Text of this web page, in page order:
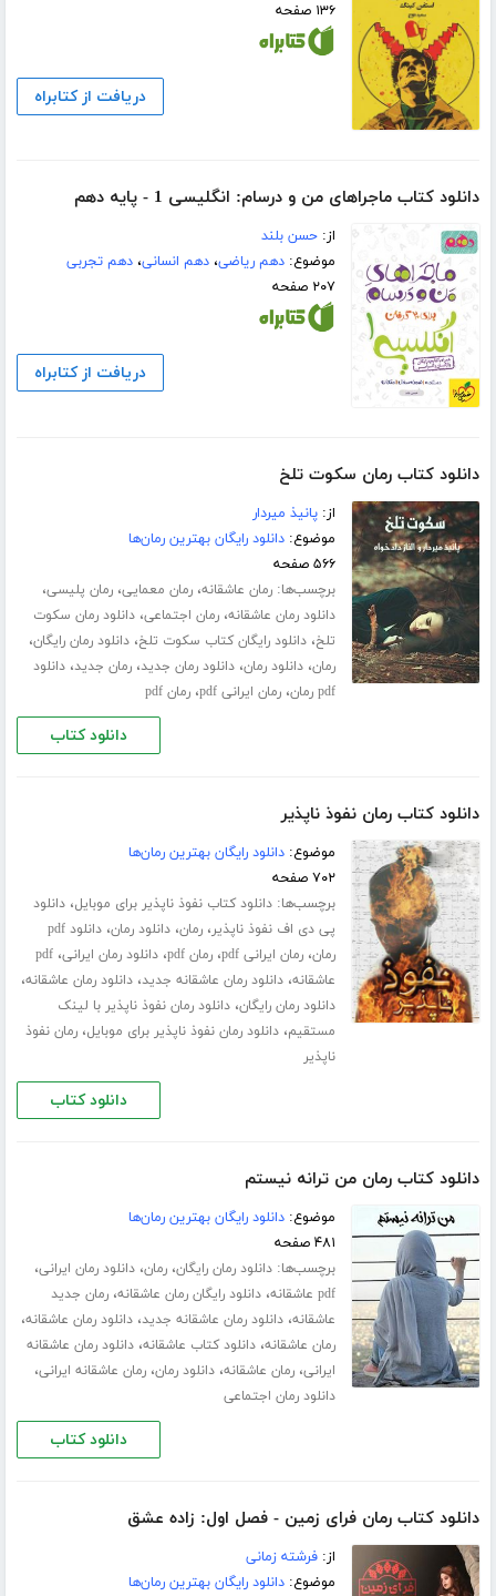
۱۳۶ صفحه
دریافت از کتابراه
دانلود کتاب ماجراهای من و درسام: انگلیسی 1 - پایه دهم
از:حسن بلند
موضوع:دهم ریاضی،دهم انسانی،دهم تجربی
۲۰۷ صفحه
دریافت از کتابراه
دانلود کتاب رمان سکوت تلخ
از:پانیذ میردار
موضوع:دانلود رایگان بهترین رمان‌ها
۵۶۶ صفحه
برچسب‌ها:رمان عاشقانه،رمان معمایی،رمان پلیسی،
دانلود رمان عاشقانه،رمان اجتماعی،دانلود رمان سکوت
تلخ،دانلود رایگان کتاب سکوت تلخ،دانلود رمان رایگان،
رمان،دانلود رمان،دانلود رمان جدید،رمان جدید،دانلود
pdf رمان
،رمان ایرانی pdf ،رمان pdf
دانلود کتاب
دانلود کتاب رمان نفوذ ناپذیر
موضوع:دانلود رایگان بهترین رمان‌ها
۷۰۲ صفحه
برچسب‌ها:دانلود کتاب نفوذ ناپذیر برای موبایل،دانلود
پی دی اف نفوذ ناپذیر،رمان،دانلود رمان،
دانلود pdf
رمان،رمان ایرانی pdf ،رمان pdf ،دانلود رمان ایرانی،pdf
عاشقانه،دانلود رمان عاشقانه جدید،دانلود رمان عاشقانه،
دانلود رمان رایگان،دانلود رمان نفوذ ناپذیر با لینک
مستقیم،دانلود رمان نفوذ ناپذیر برای موبایل،رمان نفوذ
ناپذیر
دانلود کتاب
دانلود کتاب رمان من ترانه نیستم
موضوع:دانلود رایگان بهترین رمان‌ها
۴۸۱ صفحه
برچسب‌ها:دانلود رمان رایگان،رمان،دانلود رمان ایرانی،
pdf عاشقانه ،دانلود رایگان رمان عاشقانه،رمان جدید
عاشقانه،دانلود رمان عاشقانه جدید،دانلود رمان عاشقانه،
رمان عاشقانه،دانلود کتاب عاشقانه،دانلود رمان عاشقانه
ایرانی،رمان عاشقانه،دانلود رمان،رمان عاشقانه ایرانی،
دانلود رمان اجتماعی
دانلود کتاب
دانلود کتاب رمان فرای زمین - فصل اول: زاده عشق
از:فرشته زمانی
موضوع:دانلود رایگان بهترین رمان‌ها